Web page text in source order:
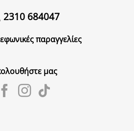
2310 684047
παραγγελίες
μας